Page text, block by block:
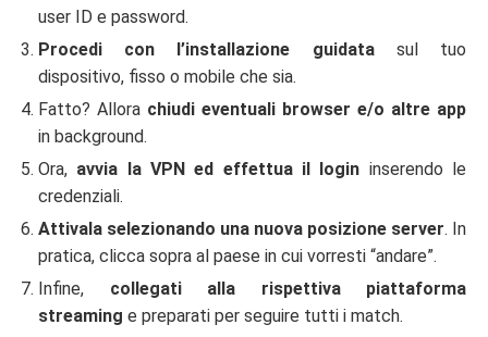
user ID e password.
Procedi con l’installazione guidatasul tuo
dispositivo, fisso o mobile che sia.
Fatto? Allora chiudi eventuali browser e/o altre app
in background.
Ora, avvia la VPN ed effettua il login inserendo le
credenziali.
Attivala selezionando una nuova posizione server. In
pratica, clicca sopra al paese in cui vorresti “andare”.
Infine, collegati alla rispettiva piattaforma
streaming e preparati per seguire tutti i match.